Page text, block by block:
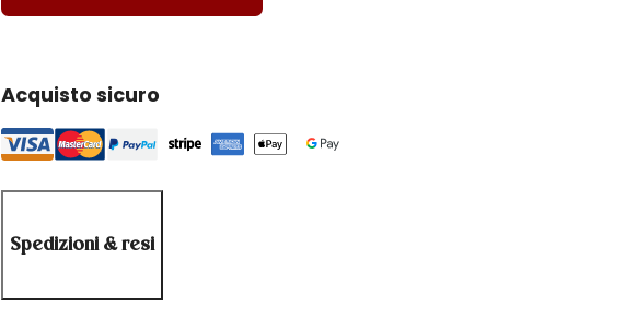
LIMONE
Acquisto sicuro
Spedizioni & resi